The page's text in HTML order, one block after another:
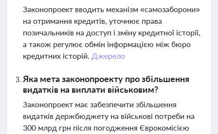
Законопроект вводить механізм «самозаборони»
на отримання кредитів, уточнює права
позичальників на доступ і зміну кредитної історії,
а також регулює обмін інформацією між бюро
кредитних історій. Джерело
Яка мета законопроекту про збільшення
видатків на виплати військовим?
Законопроект має забезпечити збільшення
видатків держбюджету на військові потреби на
300 млрд грн після погодження Єврокомісією